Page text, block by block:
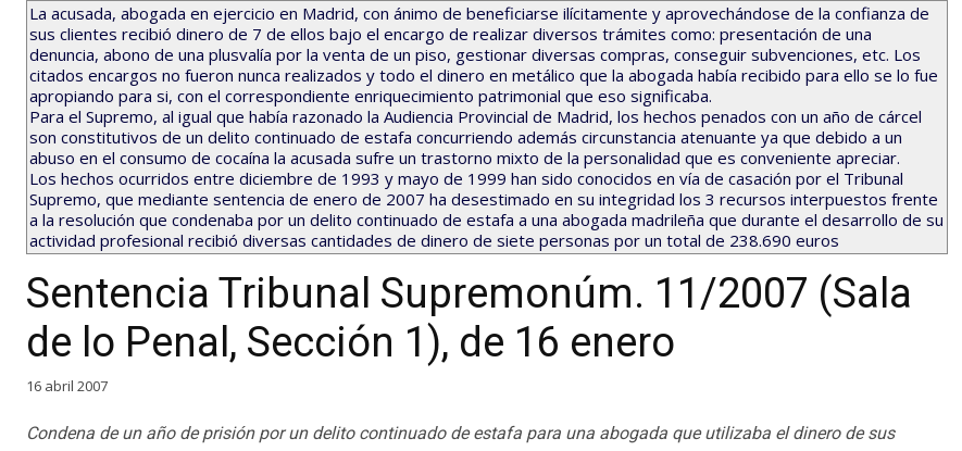
La acusada, abogada en ejercicio en Madrid, con ánimo de beneficiarse ilícitamente y aprovechándose de la confianza de
sus clientes recibió dinero de 7 de ellos bajo el encargo de realizar diversos trámites como: presentación de una
denuncia, abono de una plusvalía por la venta de un piso, gestionar diversas compras, conseguir subvenciones, etc. Los
citados encargos no fueron nunca realizados y todo el dinero en metálico que la abogada había recibido para ello se lo fue
apropiando para si, con el correspondiente enriquecimiento patrimonial que eso significaba.
Para el Supremo, al igual que había razonado la Audiencia Provincial de Madrid, los hechos penados con un año de cárcel
son constitutivos de un delito continuado de estafa concurriendo además circunstancia atenuante ya que debido a un
abuso en el consumo de cocaína la acusada sufre un trastorno mixto de la personalidad que es conveniente apreciar.
Los hechos ocurridos entre diciembre de 1993 y mayo de 1999 han sido conocidos en vía de casación por el Tribunal
Supremo, que mediante sentencia de enero de 2007 ha desestimado en su integridad los 3 recursos interpuestos frente
a la resolución que condenaba por un delito continuado de estafa a una abogada madrileña que durante el desarrollo de su
actividad profesional recibió diversas cantidades de dinero de siete personas por un total de 238.690 euros
Sentencia Tribunal Supremonúm. 11/2007 (Sala
de lo Penal, Sección 1), de 16 enero
16 abril 2007
Condena de un año de prisión por un delito continuado de estafa para una abogada que utilizaba el dinero de sus